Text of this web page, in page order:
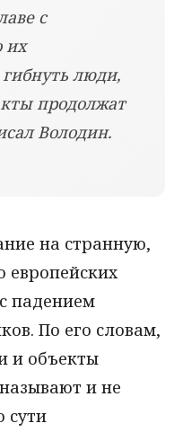
с
их
люди,
продолжат
Володин.
на странную,
европейских
падением
По его словам,
и объекты
и не
сути